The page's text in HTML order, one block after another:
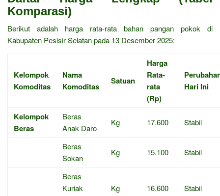
Komparasi)
Berikut adalah harga rata-rata bahan pangan pokok di
Kabupaten Pesisir Selatan pada 13 Desember 2025:
Kelompok
Komoditas
Nama
Komoditas
Satuan
Harga
Rata-
rata
(Rp)
Hari Ini
Kelompok
Beras
Beras
Anak Daro
Kg 17.600 Stabil
Beras
Sokan
Kg 15.100 Stabil
Beras
Kuriak
Kg 16.600 Stabil